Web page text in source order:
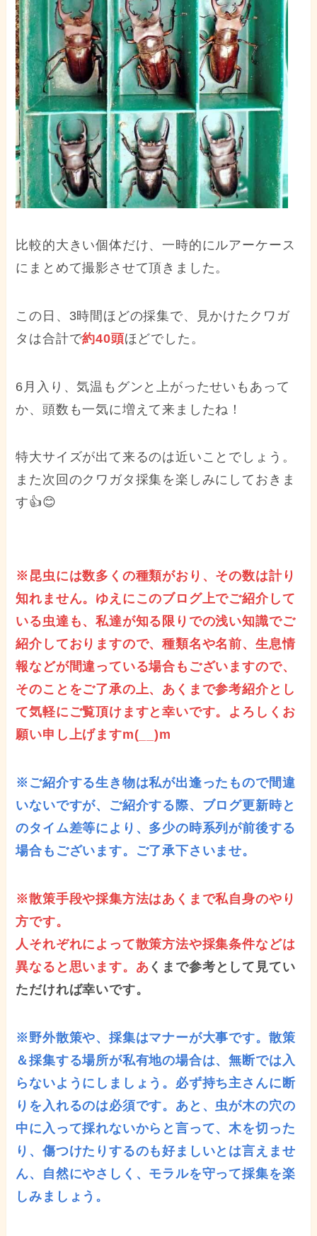
比較的大きい個体だけ、一時的にルアーケース
にまとめて撮影させて頂きました。
この日、3時間ほどの採集で、見かけたクワガ
タは合計で約40頭ほどでした。
6月入り、気温もグンと上がったせいもあって
か、頭数も一気に増えて来ましたね！
特大サイズが出て来るのは近いことでしょう。
また次回のクワガタ採集を楽しみにしておきま
す👍😊
※昆虫には数多くの種類がおり、その数は計り
知れません。ゆえにこのブログ上でご紹介して
いる虫達も、私達が知る限りでの浅い知識でご
紹介しておりますので、種類名や名前、生息情
報などが間違っている場合もございますので、
そのことをご了承の上、あくまで参考紹介とし
て気軽にご覧頂けますと幸いです。よろしくお
願い申し上げますm(__)m
※ご紹介する生き物は私が出逢ったもので間違
いないですが、ご紹介する際、ブログ更新時と
のタイム差等により、多少の時系列が前後する
場合もございます。ご了承下さいませ。
※散策手段や採集方法はあくまで私自身のやり
方です。
人それぞれによって散策方法や採集条件などは
異なると思います。あ くまで参考として見てい
ただければ幸いです。
※野外散策や、採集はマナーが大事です。散策
＆採集する場所が私有地の場合は、無断では入
らないようにしましょう。必ず持ち主さんに断
りを入れるのは必須です。あと、虫が木の穴の
中に入って採れないからと言って、木を切った
り、傷つけたりするのも好ましいとは言えませ
ん、自然にやさしく、モラルを守って採集を楽
しみましょう。